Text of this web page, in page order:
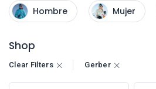
Hombre Mujer
Shop
Clear Filters Gerber